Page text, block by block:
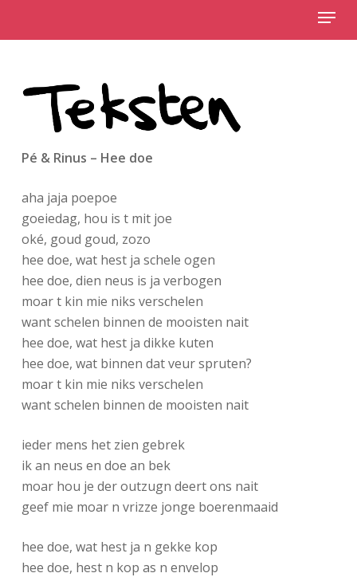
Menu
Pé & Rinus – Hee doe
aha jaja poepoe
goeiedag, hou is t mit joe
oké, goud goud, zozo
hee doe, wat hest ja schele ogen
hee doe, dien neus is ja verbogen
moar t kin mie niks verschelen
want schelen binnen de mooisten nait
hee doe, wat hest ja dikke kuten
hee doe, wat binnen dat veur spruten?
moar t kin mie niks verschelen
want schelen binnen de mooisten nait
ieder mens het zien gebrek
ik an neus en doe an bek
moar hou je der outzugn deert ons nait
geef mie moar n vrizze jonge boerenmaaid
hee doe, wat hest ja n gekke kop
hee doe, hest n kop as n envelop